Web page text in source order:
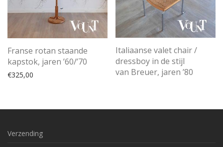
Franse rotan staande
kapstok, jaren ’60/’70
€325,00
Italiaanse valet chair /
dressboy in de stijl
van Breuer, jaren ’80
Verzending